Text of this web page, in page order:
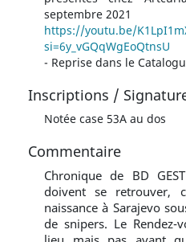
septembre 2021
https://youtu.be/
si=6y_vGQqWgEoQtnsU
- Reprise dans le
Inscriptions /
Notée case 53A au dos
Commentaire
Chronique de BD
doivent se retrouver,
naissance à Sarajevo
de snipers. Le